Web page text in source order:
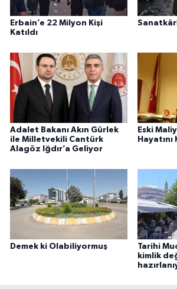
Erbain’e 22 Milyon Kişi
Katıldı
Adalet Bakanı Akın Gürlek
ile Milletvekili Cantürk
Alagöz Iğdır’a Geliyor
Eski
Demek ki Olabiliyormuş
Tarihi
kimlik